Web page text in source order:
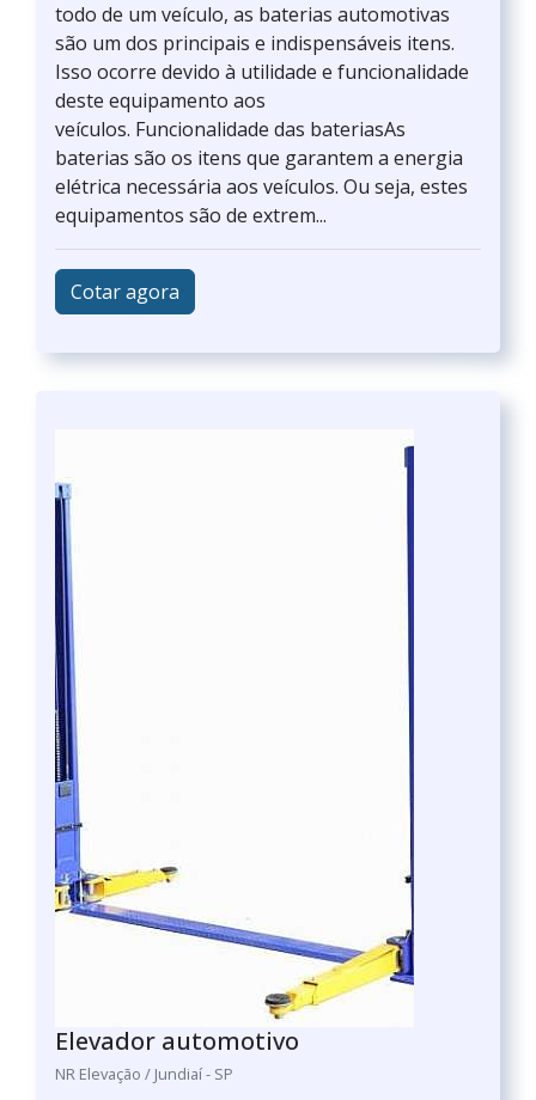
todo de um veículo, as baterias automotivas
são um dos principais e indispensáveis itens.
Isso ocorre devido à utilidade e funcionalidade
deste equipamento aos
veículos. Funcionalidade das bateriasAs
baterias são os itens que garantem a energia
elétrica necessária aos veículos. Ou seja, estes
equipamentos são de extrem...
Cotar agora
Elevador automotivo
NR Elevação / Jundiaí - SP